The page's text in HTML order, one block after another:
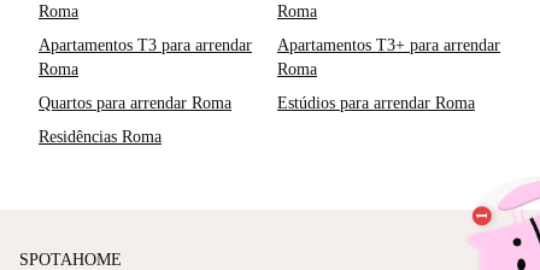
Roma
Roma
Apartamentos T3 para arrendar
Roma
Apartamentos T3+ para arrendar
Roma
Quartos para arrendar Roma
Estúdios para arrendar Roma
Residências Roma
SPOTAHOME